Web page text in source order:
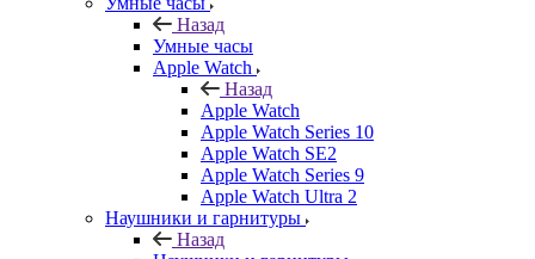
Назад
Умные часы
Apple Watch
Назад
Apple Watch
Apple Watch Series 10
Apple Watch SE2
Apple Watch Series 9
Apple Watch Ultra 2
Наушники и гарнитуры
Назад